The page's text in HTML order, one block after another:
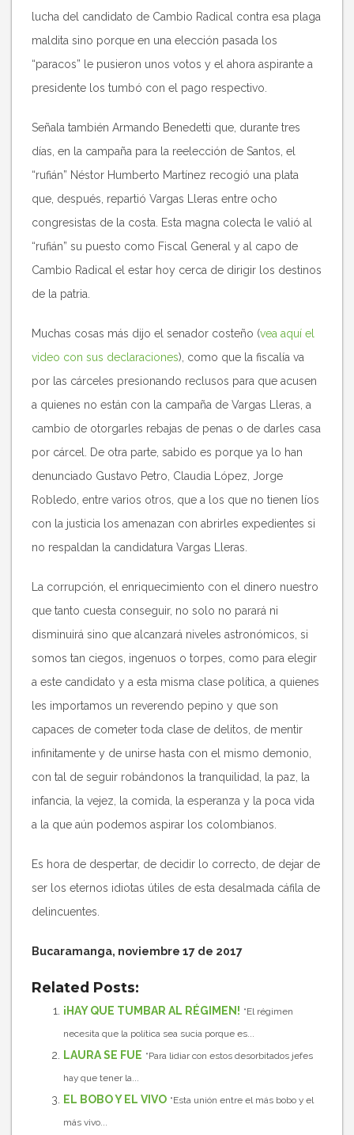
lucha del candidato de Cambio Radical contra esa plaga
maldita sino porque en una elección pasada los
“paracos” le pusieron unos votos y el ahora aspirante a
presidente los tumbó con el pago respectivo.
Señala también Armando Benedetti que, durante tres
días, en la campaña para la reelección de Santos, el
“rufián” Néstor Humberto Martínez recogió una plata
que, después, repartió Vargas Lleras entre ocho
congresistas de la costa. Esta magna colecta le valió al
“rufián” su puesto como Fiscal General y al capo de
Cambio Radical el estar hoy cerca de dirigir los destinos
de la patria.
Muchas cosas más dijo el senador costeño (vea aquí el
video con sus declaraciones), como que la fiscalía va
por las cárceles presionando reclusos para que acusen
a quienes no están con la campaña de Vargas Lleras, a
cambio de otorgarles rebajas de penas o de darles casa
por cárcel. De otra parte, sabido es porque ya lo han
denunciado Gustavo Petro, Claudia López, Jorge
Robledo, entre varios otros, que a los que no tienen líos
con la justicia los amenazan con abrirles expedientes si
no respaldan la candidatura Vargas Lleras.
La corrupción, el enriquecimiento con el dinero nuestro
que tanto cuesta conseguir, no solo no parará ni
disminuirá sino que alcanzará niveles astronómicos, si
somos tan ciegos, ingenuos o torpes, como para elegir
a este candidato y a esta misma clase política, a quienes
les importamos un reverendo pepino y que son
capaces de cometer toda clase de delitos, de mentir
infinitamente y de unirse hasta con el mismo demonio,
con tal de seguir robándonos la tranquilidad, la paz, la
infancia, la vejez, la comida, la esperanza y la poca vida
a la que aún podemos aspirar los colombianos.
Es hora de despertar, de decidir lo correcto, de dejar de
ser los eternos idiotas útiles de esta desalmada cáfila de
delincuentes.
Bucaramanga, noviembre 17 de 2017
Related Posts:
¡HAY QUE TUMBAR AL RÉGIMEN! “El régimen
necesita que la política sea sucia porque es...
LAURA SE FUE “Para lidiar con estos desorbitados jefes
hay que tener la...
EL BOBO Y EL VIVO “Esta unión entre el más bobo y el
más vivo...